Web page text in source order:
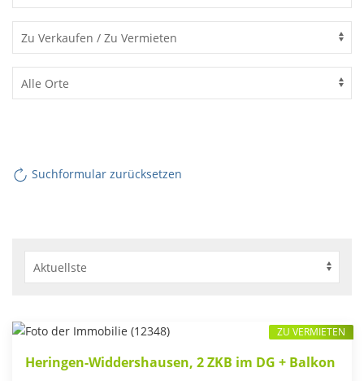
Suchformular zurücksetzen
Heringen-Widdershausen, 2 ZKB im DG + Balkon
ZU VERMIETEN